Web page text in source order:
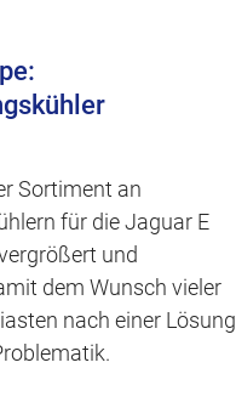
Sortiment an
für die Jaguar E
und
dem Wunsch vieler
nach einer Lösung